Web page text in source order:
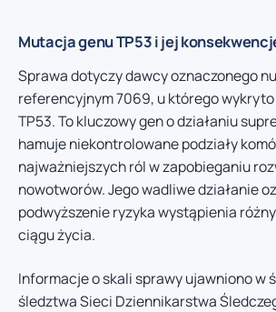
Mutacja genu TP53 i jej
Sprawa dotyczy dawcy oznaczonego
referencyjnym 7069, u którego
TP53. To kluczowy gen o działaniu
hamuje niekontrolowane podziały
najważniejszych ról w zapobieganiu
nowotworów. Jego wadliwe działanie
podwyższenie ryzyka wystąpienia
ciągu życia.
Informacje o skali sprawy ujawniono w
śledztwa Sieci Dziennikarstwa